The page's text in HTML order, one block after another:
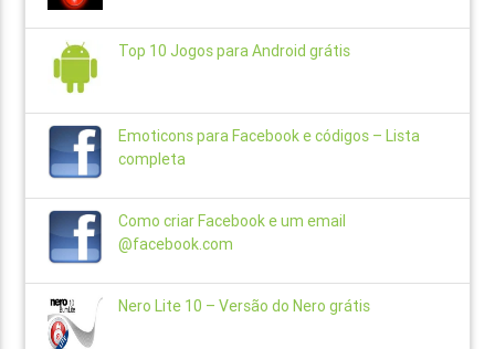
Top 10 Jogos para Android grátis
Emoticons para Facebook e códigos – Lista
completa
Como criar Facebook e um email
@facebook.com
Nero Lite 10 – Versão do Nero grátis